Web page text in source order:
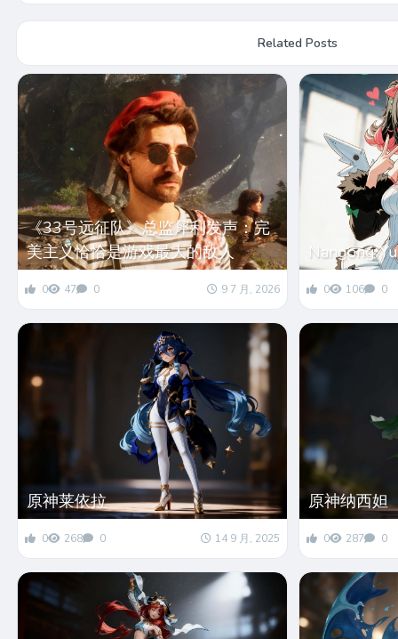
Related Posts
《33号远征队》总监犀利发声：完
美主义恰恰是游戏最大的敌人
0 47 0 9 7 月, 2026
Nangong
0 106 0
原神莱依拉
0 268 0 14 9 月, 2025
原神纳西妲
0 287 0